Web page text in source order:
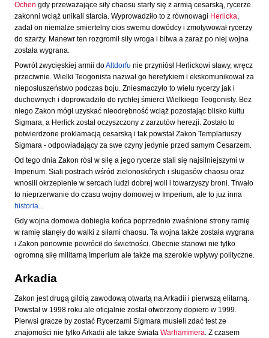
Ochen gdy przeważające siły chaosu starły się z armią cesarską, rycerze
zakonni wciąż unikali starcia. Wyprowadziło to z równowagi Herlicka,
zadał on niemalże smiertelny cios swemu dowódcy i zmotywował rycerzy
do szarży. Manewr ten rozgromił siły wroga i bitwa a zaraz po niej wojna
została wygrana.
Powrót zwycięskiej armii doAltdorfu nie przyniósł Herlickowi sławy, wręcz
przeciwnie. Wielki Teogonista nazwał go heretykiem i ekskomunikował za
nieposłuszeństwo podczas boju. Zniesmaczyło to wielu rycerzy jak i
duchownych i doprowadziło do rychłej śmierci Wielkiego Teogonisty. Bez
niego Zakon mógł uzyskać nieodrębność wciąż pozostając blisko kultu
Sigmara, a Herlick został oczyszczony z zarzutów herezji. Zostało to
potwierdzone proklamacją cesarską i tak powstał Zakon Templariuszy
Sigmara - odpowiadający za swe czyny jedynie przed samym Cesarzem.
Od tego dnia Zakon rósł w siłę a jego rycerze stali się najsilniejszymi w
Imperium. Siali postrach wśród zielonoskórych i sługasów chaosu oraz
wnosili okrzepienie w sercach ludzi dobrej woli i towarzyszy broni. Trwało
to nieprzerwanie do czasu wojny domowej w Imperium, ale to juz inna
historia...
Gdy wojna domowa dobiegła końca poprzednio zwaśnione strony ramię
w ramię stanęły do walki z siłami chaosu. Ta wojna także została wygrana
i Zakon ponownie powrócił do świetności. Obecnie stanowi nie tylko
ogromną siłę militarną Imperium ale także ma szerokie wpływy polityczne.
Arkadia
Zakon jest drugą gildią zawodową otwartą na Arkadii i pierwszą elitarną.
Powstał w 1998 roku ale oficjalnie został otworzony dopiero w 1999.
Pierwsi gracze by zostać Rycerzami Sigmara musieli zdać test ze
znajomości nie tylko Arkadii ale także świata Warhammera. Z czasem